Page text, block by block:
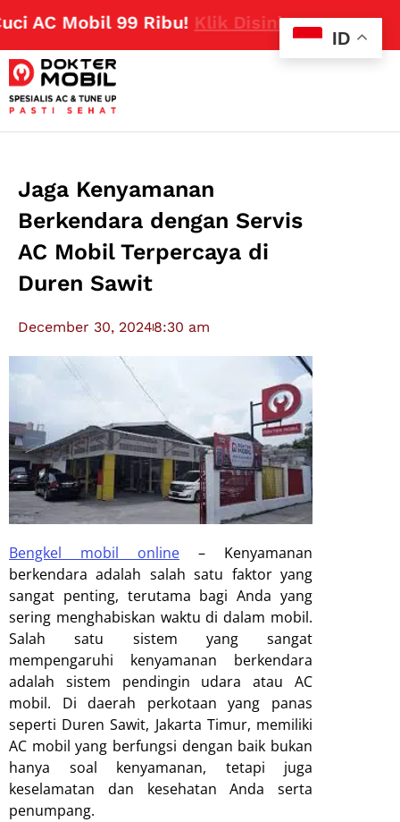
Mobil 99 Ribu!Klik Disini
Jaga Kenyamanan
Berkendara dengan Servis
AC Mobil Terpercaya di
Duren Sawit
December 30, 20248:30 am
Bengkel mobil online – Kenyamanan
berkendara adalah salah satu faktor yang
sangat penting, terutama bagi Anda yang
sering menghabiskan waktu di dalam mobil.
Salah satu sistem yang sangat
mempengaruhi kenyamanan berkendara
adalah sistem pendingin udara atau AC
mobil. Di daerah perkotaan yang panas
seperti Duren Sawit, Jakarta Timur, memiliki
AC mobil yang berfungsi dengan baik bukan
hanya soal kenyamanan, tetapi juga
keselamatan dan kesehatan Anda serta
penumpang.
ID